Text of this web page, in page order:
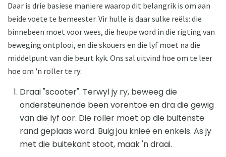
Daar is drie basiese maniere waarop dit belangrik is om aan
beide voete te bemeester. Vir hulle is daar sulke reëls: die
binnebeen moet voor wees, die heupe word in die rigting van
beweging ontplooi, en die skouers en die lyf moet na die
middelpunt van die beurt kyk. Ons sal uitvind hoe om te leer
hoe om 'n roller te ry:
Draai "scooter". Terwyl jy ry, beweeg die
ondersteunende been vorentoe en dra die gewig
van die lyf oor. Die roller moet op die buitenste
rand geplaas word. Buig jou knieë en enkels. As jy
met die buitekant stoot, maak 'n draai.